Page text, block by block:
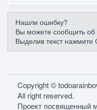
Нашли ошибку?
Вы можете сообщить об
Выделив текст нажмите
Copyright ©
All right reserved.
Проект посвященный